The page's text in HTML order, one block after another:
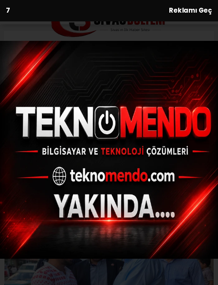
6 Reklamı Geç
Anasayfa Gündem
Başkan Yılmaz, halk
buluşmalarına devam ediyor
GÜNDEM
(İHA) - İhlas Haber Ajansı | 30.09.2024 - 16:31, Güncelleme:
30.09.2024 - 16:17
Başkan Yılmaz, halk buluşmalarına devam
ediyor
ABONE OL